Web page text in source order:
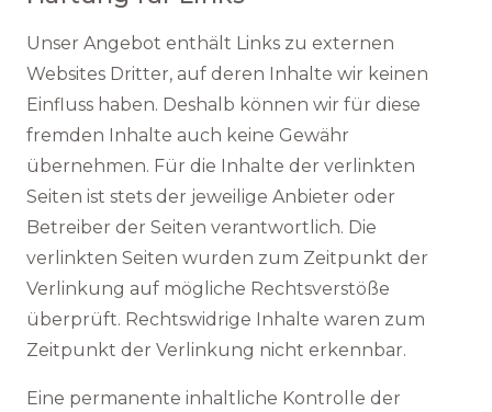
Unser Angebot enthält Links zu externen
Websites Dritter, auf deren Inhalte wir keinen
Einfluss haben. Deshalb können wir für diese
fremden Inhalte auch keine Gewähr
übernehmen. Für die Inhalte der verlinkten
Seiten ist stets der jeweilige Anbieter oder
Betreiber der Seiten verantwortlich. Die
verlinkten Seiten wurden zum Zeitpunkt der
Verlinkung auf mögliche Rechtsverstöße
überprüft. Rechtswidrige Inhalte waren zum
Zeitpunkt der Verlinkung nicht erkennbar.
Eine permanente inhaltliche Kontrolle der